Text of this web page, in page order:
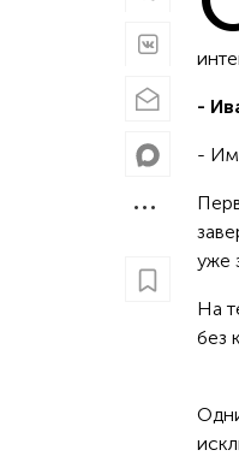
-
-
уже
На
без